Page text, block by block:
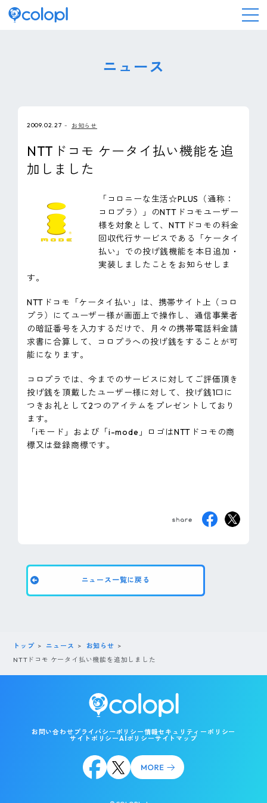
IR情報
サステナビリティ
ピンマーク
ニュース
2009.02.27 お知らせ
NTTドコモ ケータイ払い機能を追
加しました
「コロニーな生活☆PLUS（通称：
コロプラ）」のNTTドコモユーザー
様を対象として、NTTドコモの料金
回収代行サービスである「ケータイ
払い」での投げ銭機能を本日追加・
実装しましたことをお知らせしま
す。
NTTドコモ「ケータイ払い」は、携帯サイト上（コロ
プラ）にてユーザー様が画面上で操作し、通信事業者
の暗証番号を入力するだけで、月々の携帯電話料金請
求書に合算して、コロプラへの投げ銭をすることが可
能になります。
コロプラでは、今までのサービスに対してご評価頂き
投げ銭を頂戴したユーザー様に対して、投げ銭1口に
つきお礼として2つのアイテムをプレゼントしており
ます。
「iモード」および「i-mode」ロゴはNTTドコモの商
標又は登録商標です。
ニュース一覧に戻る
トップ ニュース
お知らせ
NTTドコモ ケータイ払い機能を追加しました
お問い合わせ プライバシーポリシー情報セキュリティーポリシー
サイトポリシーAIポリシーサイトマップ